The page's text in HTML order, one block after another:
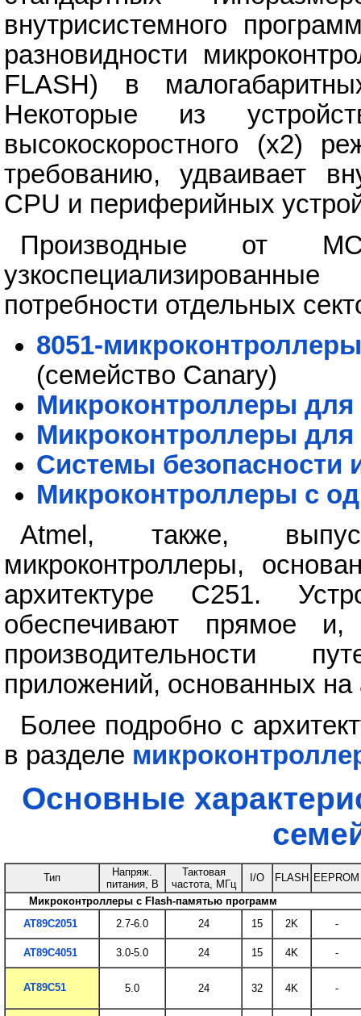
внутрисистемного
разновидности
FLASH) в
Некоторые из
высокоскоростного (х2)
требованию, удваивает
CPU и периферийных
Производные от
потребности отдельных
8051-
(семейство Canary)
Микроконтроллеры для
Микроконтроллеры
Системы безопасности
Микроконтроллеры с
Atmel, также,
микроконтроллеры,
архитектуре С251.
обеспечивают прямое и,
производительности
приложений, основанных на
Более подробно с
в разделе
Основные
Тип
Напряж.
питания, В
Тактовая
частота, МГц
I/O FLASH EEPROM
Микроконтроллеры с Flash-памятью программ
AT89C2051
2.7-6.0 24 15 2K -
AT89C4051 3.0-5.0 24 15 4K -
AT89C51 5.0 24 32 4K -